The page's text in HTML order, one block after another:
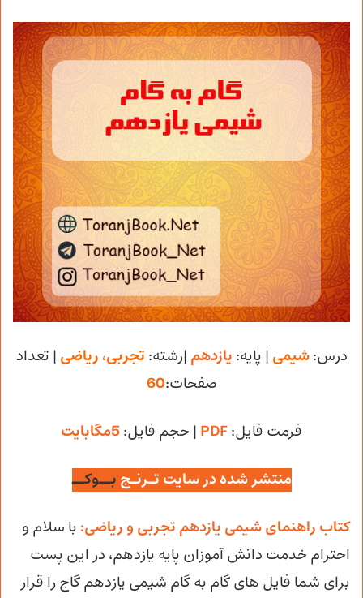
درس:شیمی | پایه: یازدهم |رشته: تجربی، ریاضی | تعداد
صفحات:60
فرمت فایل:PDF | حجم فایل:
منتشر شده در سایت تـرنـج بــوکــ
کتاب راهنمای شیمی یازدهم تجربی و ریاضی: با سلام و
احترام خدمت دانش آموزان پایه یازدهم، در این پست
برای شما فایل های گام به گام شیمی یازدهم گاج را قرار